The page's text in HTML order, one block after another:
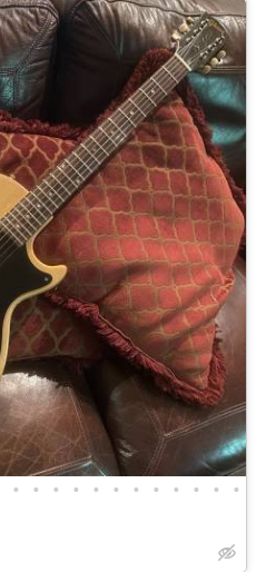
• • • • • • • • • • • •